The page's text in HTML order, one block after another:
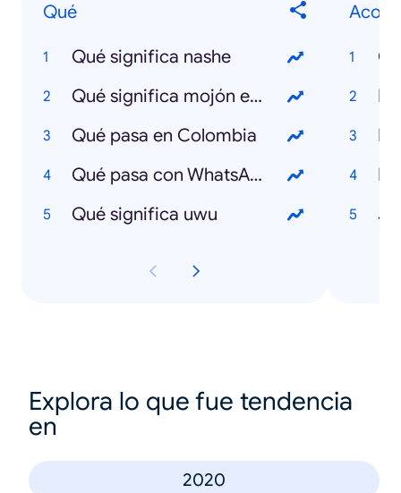
Qué
Qué significa nashe
Qué significa mojón en Venezuela
Qué pasa en Colombia
Qué pasa con WhatsApp
Qué significa uwu
Explora lo que fue tendencia
en
2020